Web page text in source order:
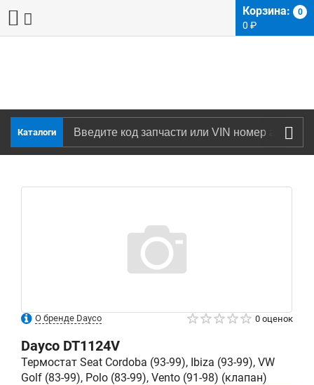
Корзина: 0
0 ₽
Каталоги
О бренде Dayco 0 оценок
Dayco DT1124V
Термостат Seat Cordoba (93-99), Ibiza (93-99), VW
Golf (83-99), Polo (83-99), Vento (91-98) (клапан)